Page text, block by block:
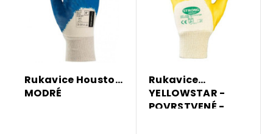
Rukavice Houston
MODRÉ
Rukavice
YELLOWSTAR -
POVRSTVENÉ -